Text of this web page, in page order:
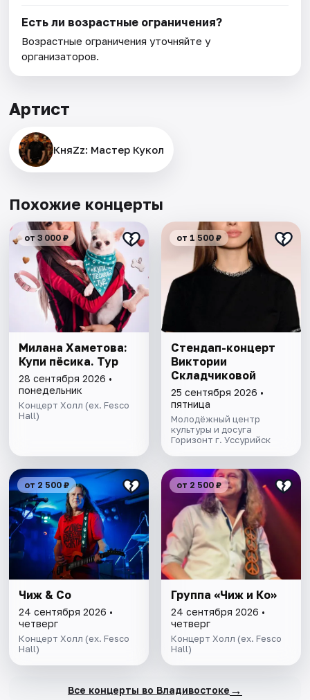
Есть ли возрастные ограничения?
Возрастные ограничения уточняйте у
организаторов.
Артист
КняZz: Мастер Кукол
Похожие концерты
от 3 000 ₽
Милана Хаметова:
Купи пёсика. Тур
28 сентября 2026 •
понедельник
Концерт Холл (ex. Fesco
Hall)
от 1 500 ₽
Стендап-концерт
Виктории
Складчиковой
25 сентября 2026 •
пятница
Молодёжный центр
культуры и досуга
Горизонт г. Уссурийск
от 2 500 ₽
Чиж & Co
24 сентября 2026 •
четверг
Концерт Холл (ex. Fesco
Hall)
от 2 500 ₽
Группа «Чиж и Ко»
24 сентября 2026 •
четверг
Концерт Холл (ex. Fesco
Hall)
Все концерты во Владивостоке →